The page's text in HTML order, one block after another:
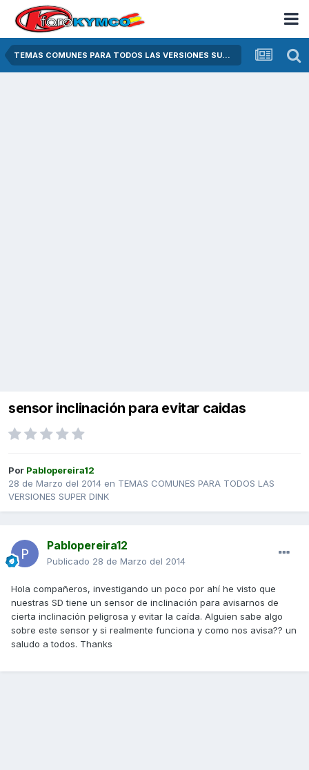
TEMAS COMUNES PARA TODOS LAS VERSIONES SUPER DINK
sensor inclinación para evitar caidas
Por Pablopereira12
28 de Marzo del 2014 en TEMAS COMUNES PARA TODOS LAS
VERSIONES SUPER DINK
Pablopereira12
Publicado 28 de Marzo del 2014
Hola compañeros, investigando un poco por ahí he visto que
nuestras SD tiene un sensor de inclinación para avisarnos de
cierta inclinación peligrosa y evitar la caída. Alguien sabe algo
sobre este sensor y si realmente funciona y como nos avisa?? un
saludo a todos. Thanks